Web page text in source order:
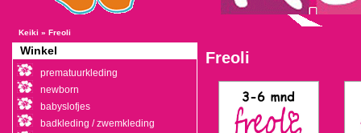
Keiki » Freoli
Freoli
Winkel
prematuurkleding
newborn
babyslofjes
badkleding / zwemkleding